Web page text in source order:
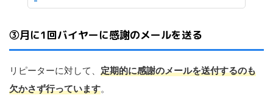
③月に1回バイヤーに感謝のメールを送る
リピーターに対して、 定期的に感謝のメールを送付するのも
欠かさず行っています。